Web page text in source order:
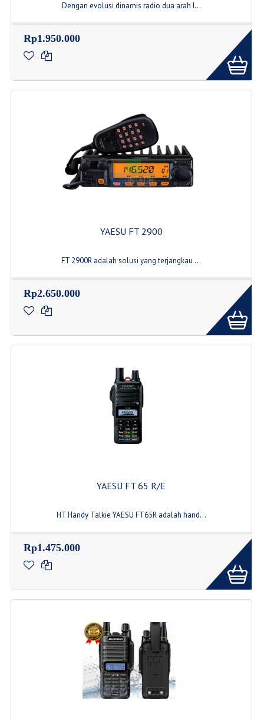
Dengan evolusi dinamis radio dua arah I...
Rp1.950.000
YAESU FT 2900
FT 2900R adalah solusi yang terjangkau ...
Rp2.650.000
YAESU FT 65 R/E
HT Handy Talkie YAESU FT65R adalah hand...
Rp1.475.000